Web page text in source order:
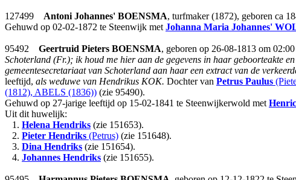
127499 Antoni Johannes' BOENSMA, turfmaker (1872), geboren ca
Gehuwd op 02-02-1872 te Steenwijk met Johanna Maria Johannes'
95492 Geertruid Pieters BOENSMA, geboren op 26-08-1813 om
Schoterland (Fr.); ik houd me hier aan de gegevens in haar geboorteakte
gemeentesecretariaat van Schoterland aan haar een extract van de
leeftijd, als weduwe van Hendrikus KOK. Dochter van Petrus Paulus
(1812), ABELS (1836)) (zie 95490).
Gehuwd op 27-jarige leeftijd op 15-02-1841 te Steenwijkerwold met
Uit dit huwelijk:
1. Helena Hendriks (zie 151653).
2. Pieter Hendriks (Petrus) (zie 151648).
3. Dina Hendriks (zie 151654).
4. Johannes Hendriks (zie 151655).